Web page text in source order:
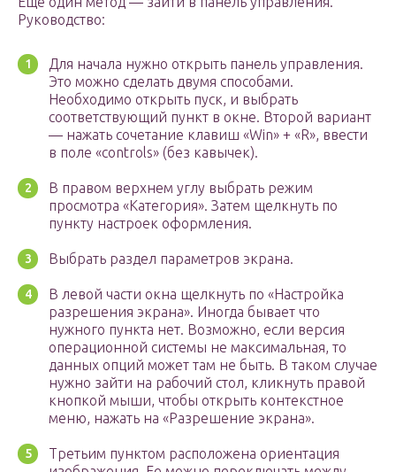
Руководство:
Для начала нужно открыть панель управления.
Это можно сделать двумя способами.
Необходимо открыть пуск, и выбрать
соответствующий пункт в окне. Второй вариант
— нажать сочетание клавиш «Win» + «R», ввести
в поле «controls» (без кавычек).
В правом верхнем углу выбрать режим
просмотра «Категория». Затем щелкнуть по
пункту настроек оформления.
Выбрать раздел параметров экрана.
В левой части окна щелкнуть по «Настройка
разрешения экрана». Иногда бывает что
нужного пункта нет. Возможно, если версия
операционной системы не максимальная, то
данных опций может там не быть. В таком случае
нужно зайти на рабочий стол, кликнуть правой
кнопкой мыши, чтобы открыть контекстное
меню, нажать на «Разрешение экрана».
Третьим пунктом расположена ориентация